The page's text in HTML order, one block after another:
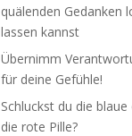
quälenden Gedanken
lassen kannst
Übernimm
für deine Gefühle!
Schluckst du die blaue
die rote Pille?